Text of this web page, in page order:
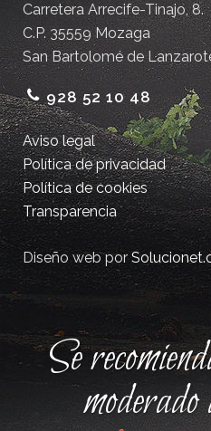
Carretera Arrecife-Tinajo, 8.
C.P. 35559 Mozaga
San Bartolomé de
928 52 10 48
Aviso legal
Política de privacidad
Política de cookies
Transparencia
Diseño web por
Se